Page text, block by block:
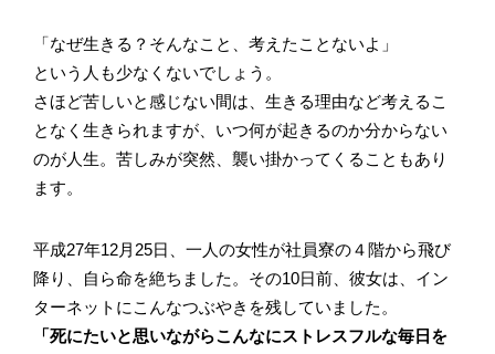
「なぜ生きる？そんなこと、考えたことないよ」
という人も少なくないでしょう。
さほど苦しいと感じない間は、生きる理由など考えるこ
となく生きられますが、いつ何が起きるのか分からない
のが人生。苦しみが突然、襲い掛かってくることもあり
ます。
平成27年12月25日、一人の女性が社員寮の４階から飛び
降り、自ら命を絶ちました。その10日前、彼女は、イン
ターネットにこんなつぶやきを残していました。
「死にたいと思いながらこんなにストレスフルな毎日を